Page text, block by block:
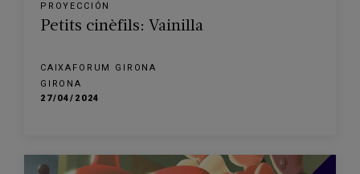
PROYECCIÓN
Petits cinèfils: Vainilla
CAIXAFORUM GIRONA
GIRONA
27/04/2024